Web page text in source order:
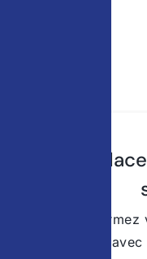
Mise en
concrètes